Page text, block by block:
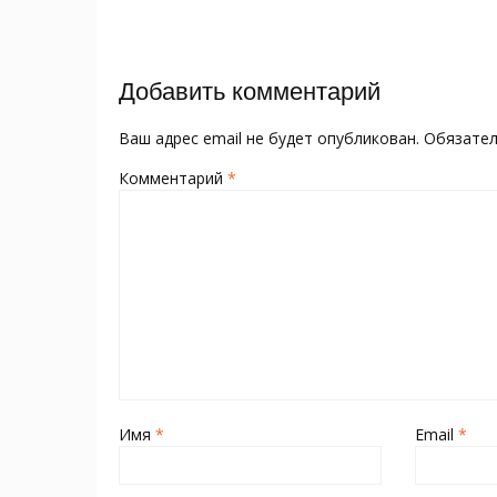
k s
ni
ki ь
Добавить комментарий
Ваш адрес email не будет опубликован.
Комментарий *
Имя * Email *